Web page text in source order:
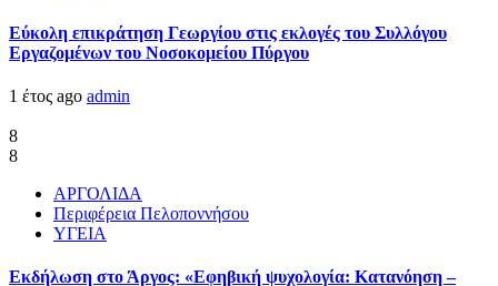
Εύκολη επικράτηση Γεωργίου στις εκλογές του Συλλόγου
Εργαζομένων του Νοσοκομείου Πύργου
1 έτος ago admin
8
8
ΑΡΓΟΛΙΔΑ
Περιφέρεια Πελοποννήσου
ΥΓΕΙΑ
Εκδήλωση στο Άργος: «Εφηβική ψυχολογία: Κατανόηση –